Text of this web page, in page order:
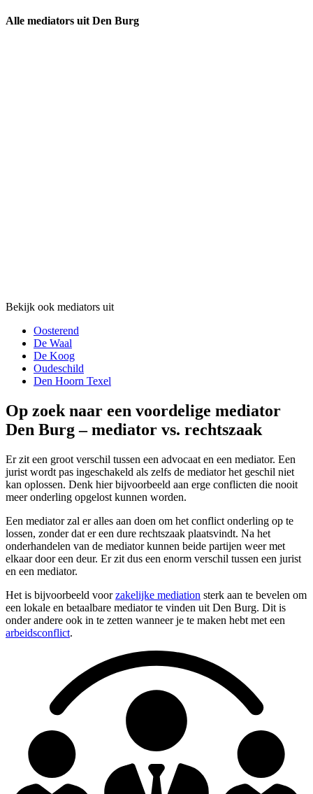
Alle mediators uit Den Burg
Bekijk ook mediators uit
Oosterend
De Waal
De Koog
Oudeschild
Den Hoorn Texel
Op zoek naar een voordelige mediator
Den Burg – mediator vs. rechtszaak
Er zit een groot verschil tussen een advocaat en een mediator. Een
jurist wordt pas ingeschakeld als zelfs de mediator het geschil niet
kan oplossen. Denk hier bijvoorbeeld aan erge conflicten die nooit
meer onderling opgelost kunnen worden.
Een mediator zal er alles aan doen om het conflict onderling op te
lossen, zonder dat er een dure rechtszaak plaatsvindt. Na het
onderhandelen van de mediator kunnen beide partijen weer met
elkaar door een deur. Er zit dus een enorm verschil tussen een jurist
en een mediator.
Het is bijvoorbeeld voorzakelijke mediation sterk aan te bevelen om
een lokale en betaalbare mediator te vinden uit Den Burg. Dit is
onder andere ook in te zetten wanneer je te maken hebt met een
arbeidsconflict.